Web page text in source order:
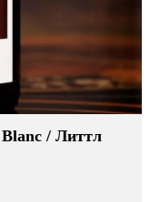
/ Литтл